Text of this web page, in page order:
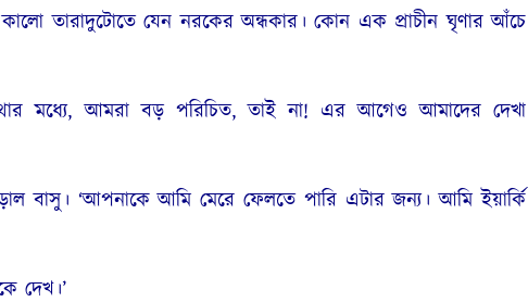
তারাদুটোতে যেন নরকের অন্ধকার। কোন এক প্রাচীন ঘৃণার আঁচে
মধ্যে,আমরা বড় পরিচিত,তাই না! এর আগেও আমাদের দেখা
বাসু। ‘আপনাকে আমি মেরে ফেলতে পারি এটার জন্য। আমি ইয়ার্কি
দেখ।’